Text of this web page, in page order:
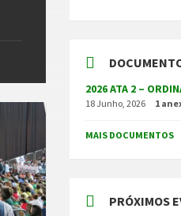
2026 ATA 2 –
18 Junho, 2026 1
MAIS DOCUMENTOS
PRÓXIMOS